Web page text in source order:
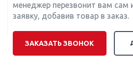
менеджер перезвонит вам сам
заявку, добавив товар в заказ.
ЗАКАЗАТЬ ЗВОНОК